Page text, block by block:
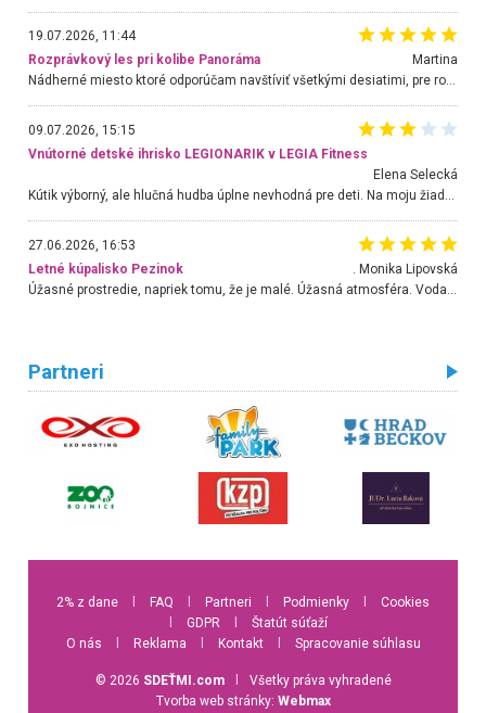
19.07.2026, 11:44
Rozprávkový les pri kolibe Panoráma
Martina
Nádherné miesto ktoré odporúčam navštíviť všetkými desiatimi, pre rodiny s deťmi, dôchodcom... Proste a jednoducho ozaj rozprávkový les.. určite ešte prídeme. Odniesli sme si na pamiatku krásne tričká,
09.07.2026, 15:15
Vnútorné detské ihrisko LEGIONARIK v LEGIA Fitness
Elena Selecká
Kútik výborný, ale hlučná hudba úplne nevhodná pre deti. Na moju žiadosť o aspoň sušenie nereagovali.
27.06.2026, 16:53
Letné kúpalisko Pezinok
. Monika Lipovská
Partneri
2% z dane FAQ Partneri Podmienky
Cookies
GDPR
Štatút súťaží
O nás
Reklama Kontakt Spracovanie súhlasu
© 2026 SDEŤMI.com
Všetky práva vyhradené
Tvorba web stránky: Webmax